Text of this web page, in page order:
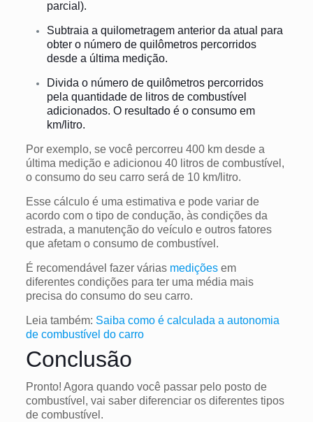
parcial).
Subtraia a quilometragem anterior da atual para
obter o número de quilômetros percorridos
desde a última medição.
Divida o número de quilômetros percorridos
pela quantidade de litros de combustível
adicionados. O resultado é o consumo em
km/litro.
Por exemplo, se você percorreu 400 km desde a
última medição e adicionou 40 litros de combustível,
o consumo do seu carro será de 10 km/litro.
Esse cálculo é uma estimativa e pode variar de
acordo com o tipo de condução, às condições da
estrada, a manutenção do veículo e outros fatores
que afetam o consumo de combustível.
É recomendável fazer várias mediçõesem
diferentes condições para ter uma média mais
precisa do consumo do seu carro.
Leia também: Saiba como é calculada a autonomia
de combustível do carro
Conclusão
Pronto! Agora quando você passar pelo posto de
combustível, vai saber diferenciar os diferentes tipos
de combustível.